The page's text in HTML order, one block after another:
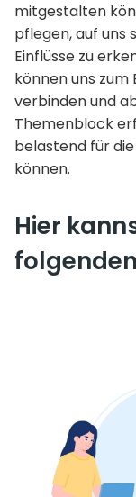
mitgestalten
pflegen, auf uns
Einflüsse zu
können uns zum
verbinden und
Themenblock
belastend für
können.
Hier